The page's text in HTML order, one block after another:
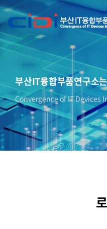
부산IT융합부품연구소
Convergence of IT Devices